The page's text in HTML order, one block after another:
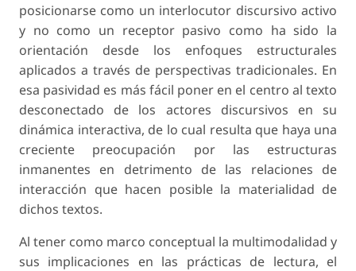
posicionarse como un interlocutor discursivo activo
y no como un receptor pasivo como ha sido la
orientación desde los enfoques estructurales
aplicados a través de perspectivas tradicionales. En
esa pasividad es más fácil poner en el centro al texto
desconectado de los actores discursivos en su
dinámica interactiva, de lo cual resulta que haya una
creciente preocupación por las estructuras
inmanentes en detrimento de las relaciones de
interacción que hacen posible la materialidad de
dichos textos.
Al tener como marco conceptual la multimodalidad y
sus implicaciones en las prácticas de lectura, el